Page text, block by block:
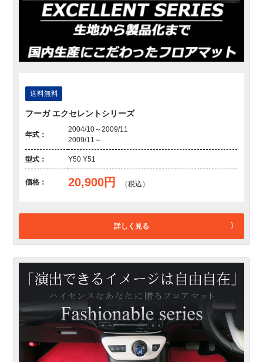
送料無料
フーガ エクセレントシリーズ
年式：
2004/10～2009/11
2009/11～
型式： Y50 Y51
価格： 20,900円 （税込）
詳しく見る